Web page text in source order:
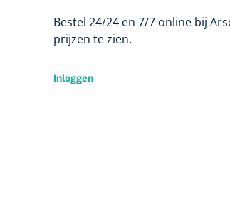
Bestel 24/24 en 7/7 online bij
prijzen te zien.
Inloggen